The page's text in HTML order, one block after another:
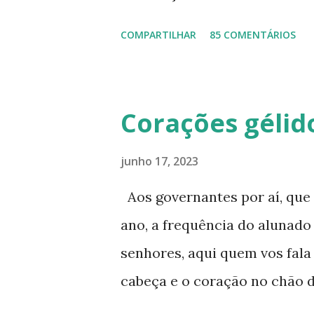
um pouco das provas para
buscam muito este tipo de
médias, eliminam todo o
Para quem pretende
ginásio, 5ª a 8ª série, 6º ao
do Encceja, que é uma
COMPARTILHAR 85 COMENTÁRIOS
Corações
junho 17, 2023
Aos governantes por aí,
ano, a frequência do alunado
senhores, aqui quem vos
cabeça e o coração no chão